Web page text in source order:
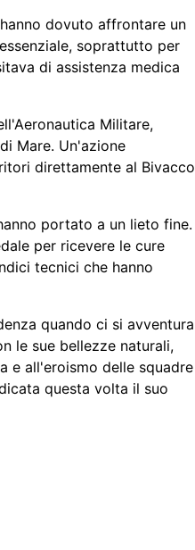
dovuto affrontare un
soprattutto per
di assistenza medica
Militare,
Mare. Un'azione
direttamente al Bivacco
portato a un lieto fine.
per ricevere le cure
tecnici che hanno
quando ci si avventura
le sue bellezze naturali,
e all'eroismo delle squadre
questa volta il suo